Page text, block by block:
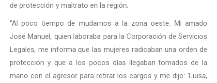
de protección y maltrato en la región.
“Al poco tiempo de mudarnos a la zona oeste. Mi amado
José Manuel, quien laboraba para la Corporación de Servicios
Legales, me informa que las mujeres radicaban una orden de
protección y que a los pocos días llegaban tomados de la
mano con el agresor para retirar los cargos y me dijo: ‘Luisa,